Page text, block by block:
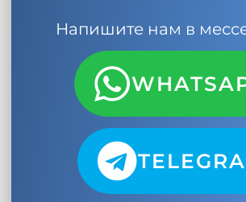
Напишите нам в